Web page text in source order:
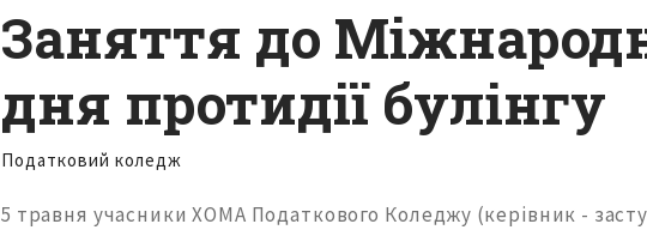
Заняття до
дня протидії булінгу
Податковий коледж
5 травня учасники ХОМА Податкового Коледжу (керівник -